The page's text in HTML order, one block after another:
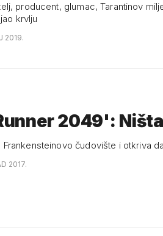
producent, glumac, Tarantinov
krvlju
2019.
2049':
Frankensteinovo čudovište i otkriva
2017.